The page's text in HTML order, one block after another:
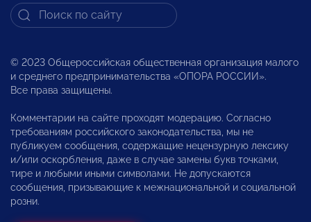
© 2023 Общероссийская общественная организация малого
и среднего предпринимательства «ОПОРА РОССИИ».
Все права защищены.
Комментарии на сайте проходят модерацию. Согласно
требованиям российского законодательства, мы не
публикуем сообщения, содержащие нецензурную лексику
и/или оскорбления, даже в случае замены букв точками,
тире и любыми иными символами. Не допускаются
сообщения, призывающие к межнациональной и социальной
розни.